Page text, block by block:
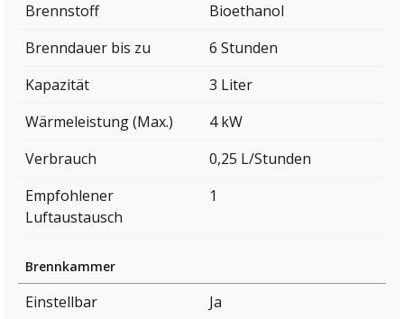
Brennstoff
Bioethanol
Brenndauer bis zu
6 Stunden
Kapazität
3 Liter
Wärmeleistung (Max.)
4 kW
Verbrauch
0,25 L/Stunden
Empfohlener
Luftaustausch
1
Brennkammer
Einstellbar
Ja